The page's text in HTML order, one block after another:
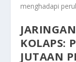
menghadapi
KOLAPS:
JUTAAN